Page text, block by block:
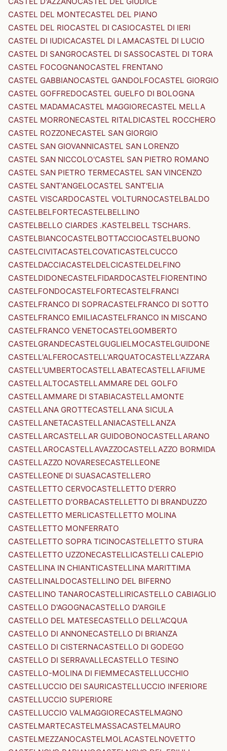
CASTEL DEL MONTECASTEL DEL PIANO
CASTEL DEL RIOCASTEL DI CASIOCASTEL DI IERI
CASTEL DI IUDICACASTEL DI LAMACASTEL DI LUCIO
CASTEL DI SANGROCASTEL DI SASSOCASTEL DI TORA
CASTEL FOCOGNANOCASTEL FRENTANO
CASTEL GABBIANOCASTEL GANDOLFOCASTEL GIORGIO
CASTEL GOFFREDOCASTEL GUELFO DI BOLOGNA
CASTEL MADAMACASTEL MAGGIORECASTEL MELLA
CASTEL MORRONECASTEL RITALDICASTEL ROCCHERO
CASTEL ROZZONECASTEL SAN GIORGIO
CASTEL SAN GIOVANNICASTEL SAN LORENZO
CASTEL SAN NICCOLO'CASTEL SAN PIETRO ROMANO
CASTEL SAN PIETRO TERMECASTEL SAN VINCENZO
CASTEL SANT'ANGELOCASTEL SANT'ELIA
CASTEL VISCARDOCASTEL VOLTURNOCASTELBALDO
CASTELBELFORTECASTELBELLINO
CASTELBELLO CIARDES .KASTELBELL TSCHARS.
CASTELBIANCOCASTELBOTTACCIOCASTELBUONO
CASTELCIVITACASTELCOVATICASTELCUCCO
CASTELDACCIACASTELDELCICASTELDELFINO
CASTELDIDONECASTELFIDARDOCASTELFIORENTINO
CASTELFONDOCASTELFORTECASTELFRANCI
CASTELFRANCO DI SOPRACASTELFRANCO DI SOTTO
CASTELFRANCO EMILIACASTELFRANCO IN MISCANO
CASTELFRANCO VENETOCASTELGOMBERTO
CASTELGRANDECASTELGUGLIELMOCASTELGUIDONE
CASTELL'ALFEROCASTELL'ARQUATOCASTELL'AZZARA
CASTELL'UMBERTOCASTELLABATECASTELLAFIUME
CASTELLALTOCASTELLAMMARE DEL GOLFO
CASTELLAMMARE DI STABIACASTELLAMONTE
CASTELLANA GROTTECASTELLANA SICULA
CASTELLANETACASTELLANIACASTELLANZA
CASTELLARCASTELLAR GUIDOBONOCASTELLARANO
CASTELLAROCASTELLAVAZZOCASTELLAZZO BORMIDA
CASTELLAZZO NOVARESECASTELLEONE
CASTELLEONE DI SUASACASTELLERO
CASTELLETTO CERVOCASTELLETTO D'ERRO
CASTELLETTO D'ORBACASTELLETTO DI BRANDUZZO
CASTELLETTO MERLICASTELLETTO MOLINA
CASTELLETTO MONFERRATO
CASTELLETTO SOPRA TICINOCASTELLETTO STURA
CASTELLETTO UZZONECASTELLICASTELLI CALEPIO
CASTELLINA IN CHIANTICASTELLINA MARITTIMA
CASTELLINALDOCASTELLINO DEL BIFERNO
CASTELLINO TANAROCASTELLIRICASTELLO CABIAGLIO
CASTELLO D'AGOGNACASTELLO D'ARGILE
CASTELLO DEL MATESECASTELLO DELL'ACQUA
CASTELLO DI ANNONECASTELLO DI BRIANZA
CASTELLO DI CISTERNACASTELLO DI GODEGO
CASTELLO DI SERRAVALLECASTELLO TESINO
CASTELLO-MOLINA DI FIEMMECASTELLUCCHIO
CASTELLUCCIO DEI SAURICASTELLUCCIO INFERIORE
CASTELLUCCIO SUPERIORE
CASTELLUCCIO VALMAGGIORECASTELMAGNO
CASTELMARTECASTELMASSACASTELMAURO
CASTELMEZZANOCASTELMOLACASTELNOVETTO